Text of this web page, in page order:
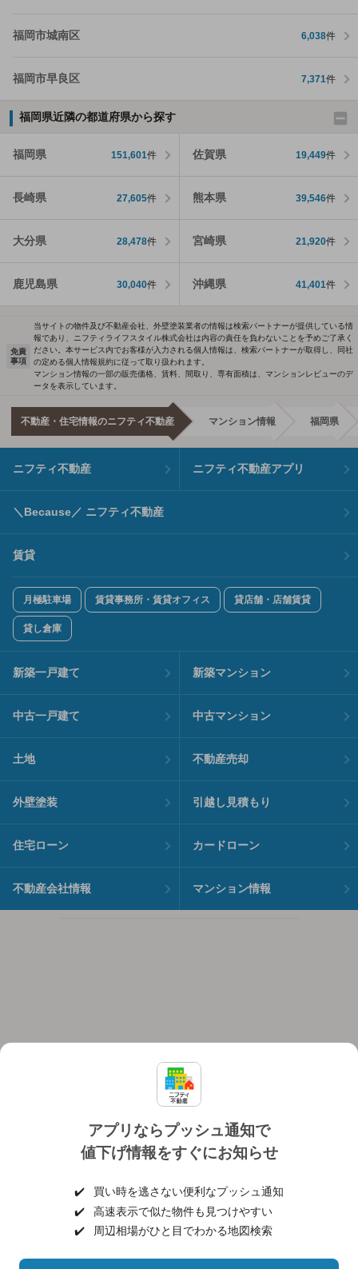
福岡市城南区 6,038件
福岡市早良区 7,371件
福岡県近隣の都道府県から探す
福岡県 151,601件 佐賀県 19,449件
長崎県 27,605件 熊本県 39,546件
大分県 28,478件 宮崎県 21,920件
鹿児島県 30,040件 沖縄県 41,401件
アプリならプッシュ通知で
値下げ情報をすぐにお知らせ
✔️
買い時を逃さない便利なプッシュ通知
✔️
高速表示で似た物件も見つけやすい
✔️
周辺相場がひと目でわかる地図検索
免責
事項
当サイトの物件及び不動産会社、外壁塗装業者の情報は検索パートナーが提供している情
報であり、ニフティライフスタイル株式会社は内容の責任を負わないことを予めご了承く
ださい。本サービス内でお客様が入力される個人情報は、検索パートナーが取得し、同社
の定める個人情報規約に従って取り扱われます。
マンション情報の一部の販売価格、賃料、間取り、専有面積は、マンションレビューのデ
ータを表示しています。
不動産・住宅情報のニフティ不動産 マンション情報 福岡県
ニフティ不動産 ニフティ不動産アプリ
＼Because／ ニフティ不動産
賃貸
月極駐車場 賃貸事務所・賃貸オフィス 貸店舗・店舗賃貸
貸し倉庫
新築一戸建て 新築マンション
中古一戸建て 中古マンション
土地 不動産売却
外壁塗装 引越し見積もり
住宅ローン カードローン
不動産会社情報 マンション情報
個人情報保護ポリシー 利用規約
ヘルプ・お問い合わせ 採用情報